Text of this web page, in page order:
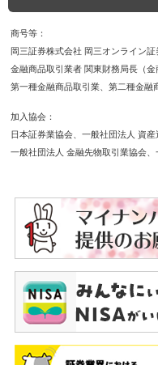
商号等
岡三証券株式会社 岡三オンライン証
金融商品取引業者 関東財務局長（金
第一種金融商品取引業
第二種金融
加入協会
日本証券業協会
一般社団法人 資産
一般社団法人 金融先物取引業協会